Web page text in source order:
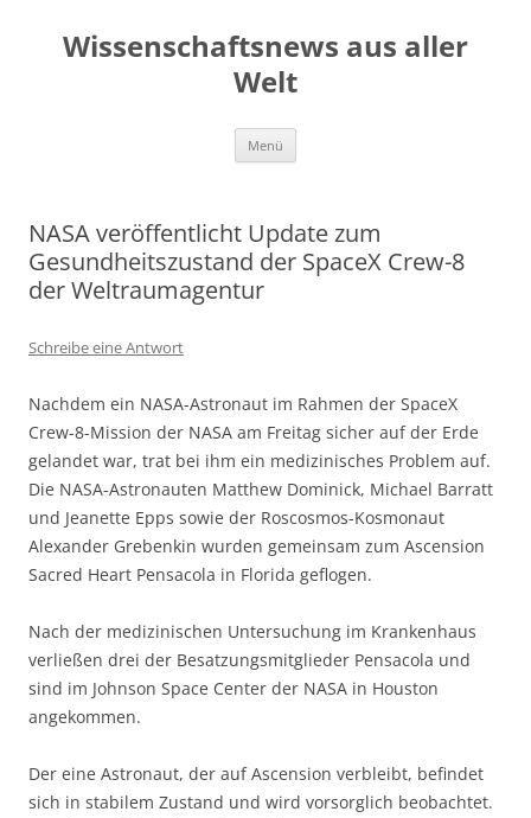
springen
Wissenschaftsnews aus aller
Welt
Menü
NASA veröffentlicht Update zum
Gesundheitszustand der SpaceX Crew-8
der Weltraumagentur
Schreibe eine Antwort
Nachdem ein NASA-Astronaut im Rahmen der SpaceX
Crew-8-Mission der NASA am Freitag sicher auf der Erde
gelandet war, trat bei ihm ein medizinisches Problem auf.
Die NASA-Astronauten Matthew Dominick, Michael Barratt
und Jeanette Epps sowie der Roscosmos-Kosmonaut
Alexander Grebenkin wurden gemeinsam zum Ascension
Sacred Heart Pensacola in Florida geflogen.
Nach der medizinischen Untersuchung im Krankenhaus
verließen drei der Besatzungsmitglieder Pensacola und
sind im Johnson Space Center der NASA in Houston
angekommen.
Der eine Astronaut, der auf Ascension verbleibt, befindet
sich in stabilem Zustand und wird vorsorglich beobachtet.